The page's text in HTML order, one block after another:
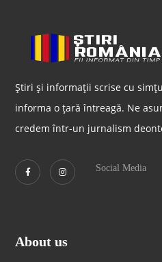
Știri și informații scrise cu
informa o țară întreagă. Ne
credem într-un jurnalism
Social Media
About us